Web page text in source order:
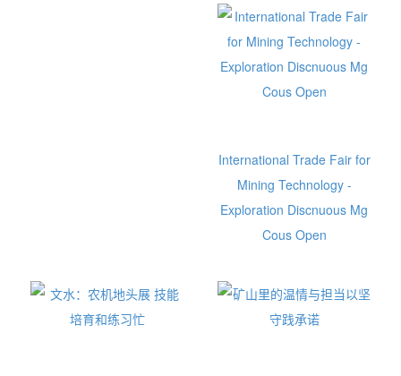
International Trade Fair for
Mining Technology -
Exploration Discnuous Mg
Cous Open